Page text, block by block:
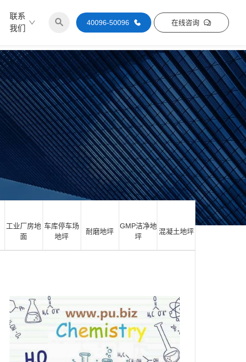
联系
我们
40096-50096 在线咨询
工业厂房地
面
车库停车场
地坪
耐磨地坪
GMP洁净地
坪
混凝土地坪